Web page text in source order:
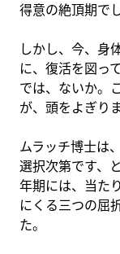
得意の絶頂期でし
しかし、今、身
に、復活を図っ
では、ないか。
が、頭をよぎりま
ムラッチ博士は
選択次第です、
年期には、当た
にくる三つの屈
た。